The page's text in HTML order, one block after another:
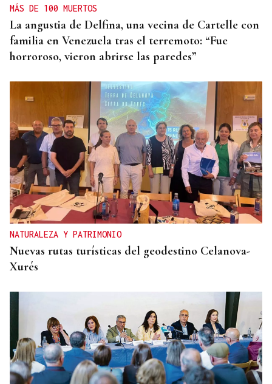
MÁS DE 100 MUERTOS
La angustia de Delfina, una vecina de Cartelle con
familia en Venezuela tras el terremoto: “Fue
horroroso, vieron abrirse las paredes”
NATURALEZA Y PATRIMONIO
Nuevas rutas turísticas del geodestino Celanova-
Xurés